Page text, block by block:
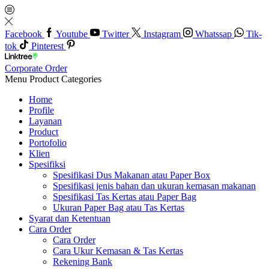
Facebook Youtube Twitter Instagram Whatssap
Tik-
tok
Pinterest
Corporate Order
Menu Product Categories
Home
Profile
Layanan
Product
Portofolio
Klien
Spesifiksi
Spesifikasi Dus Makanan atau Paper Box
Spesifikasi jenis bahan dan ukuran kemasan makanan
Spesifikasi Tas Kertas atau Paper Bag
Ukuran Paper Bag atau Tas Kertas
Syarat dan Ketentuan
Cara Order
Cara Order
Cara Ukur Kemasan & Tas Kertas
Rekening Bank